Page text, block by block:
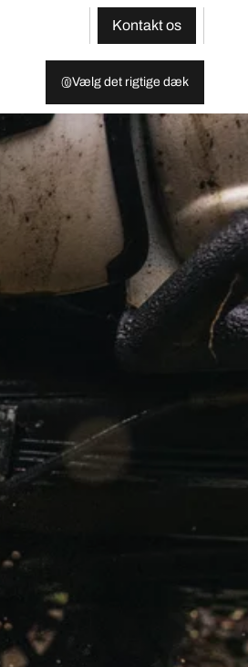
Kontakt os
Vælg det rigtige dæk